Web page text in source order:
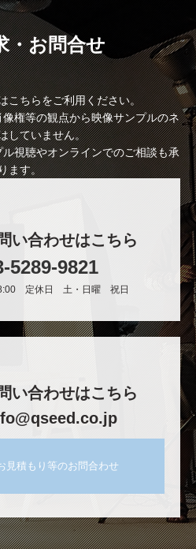
・お問合せ
こちらをご利用ください。
権等の観点から映像サンプルのネ
していません。
視聴やオンラインでのご相談も承
ます。
い合わせはこちら
5289-9821
定休日 土・日曜 祝日
い合わせはこちら
見積もり等のお問合わせ